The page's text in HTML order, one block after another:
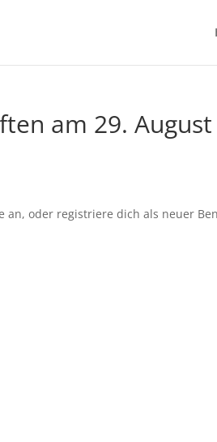
am 29.
an, oder registriere dich als neuer